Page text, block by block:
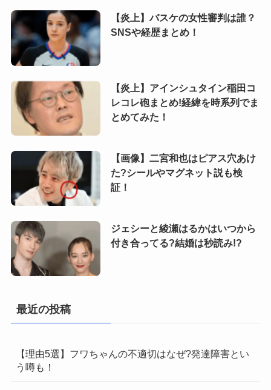
【炎上】バスケの女性審判は誰？
SNSや経歴まとめ！
【炎上】アインシュタイン稲田コ
レコレ砲まとめ!経緯を時系列でま
とめてみた！
【画像】二宮和也はピアス穴あけ
た?シールやマグネット説も検
証！
ジェシーと綾瀬はるかはいつから
付き合ってる?結婚は秒読み!?
最近の投稿
【理由5選】フワちゃんの不適切はなぜ?発達障害とい
う噂も！